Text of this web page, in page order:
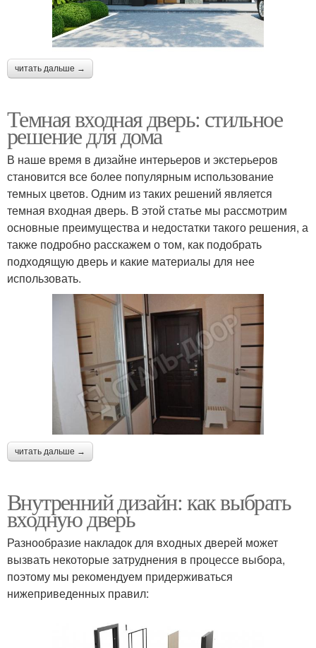
читать дальше →
Темная входная дверь: стильное
решение для дома
В наше время в дизайне интерьеров и экстерьеров
становится все более популярным использование
темных цветов. Одним из таких решений является
темная входная дверь. В этой статье мы рассмотрим
основные преимущества и недостатки такого решения, а
также подробно расскажем о том, как подобрать
подходящую дверь и какие материалы для нее
использовать.
читать дальше →
Внутренний дизайн: как выбрать
входную дверь
Разнообразие накладок для входных дверей может
вызвать некоторые затруднения в процессе выбора,
поэтому мы рекомендуем придерживаться
нижеприведенных правил: